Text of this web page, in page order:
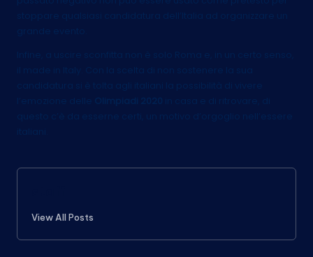
stoppare qualsiasi candidatura dell’Italia ad organizzare un
grande evento.
Infine, a uscire sconfitta non è solo Roma e, in un certo senso,
il made in Italy. Con la scelta di non sostenere la sua
candidatura si è tolta agli italiani la possibilità di vivere
l’emozione delle
Olimpiadi 2020
in casa e di ritrovare, di
questo c’è da esserne certi, un motivo d’orgoglio nell’essere
View All Posts